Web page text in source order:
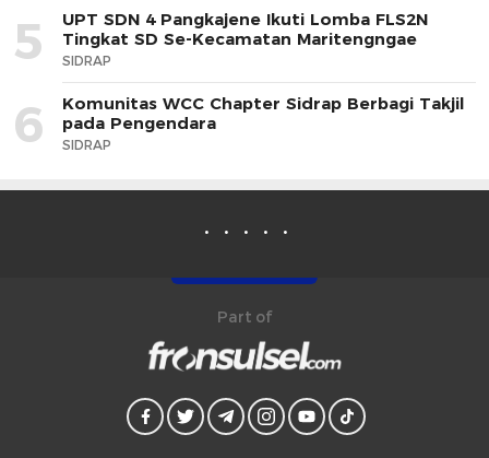
5
UPT SDN 4 Pangkajene Ikuti Lomba FLS2N
Tingkat SD Se-Kecamatan Maritengngae
SIDRAP
6
Komunitas WCC Chapter Sidrap Berbagi Takjil
pada Pengendara
SIDRAP
Part of